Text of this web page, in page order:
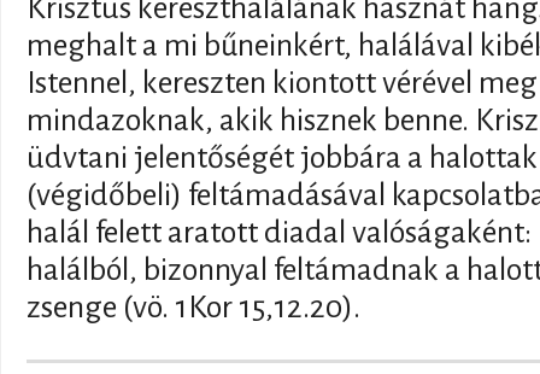
Krisztus kereszthalálának hasznát
meghalt a mi bűneinkért, halálával
Istennel, kereszten kiontott vérével
mindazoknak, akik hisznek benne.
üdvtani jelentőségét jobbára a
(végidőbeli) feltámadásával
halál felett aratott diadal
halálból, bizonnyal feltámadnak a
zsenge (vö. 1Kor 15,12.20).